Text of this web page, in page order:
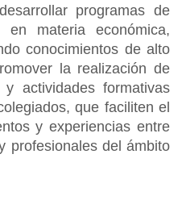
programas de
en materia económica,
conocimientos de alto
la realización de
y actividades formativas
que faciliten el
y experiencias entre
profesionales del ámbito